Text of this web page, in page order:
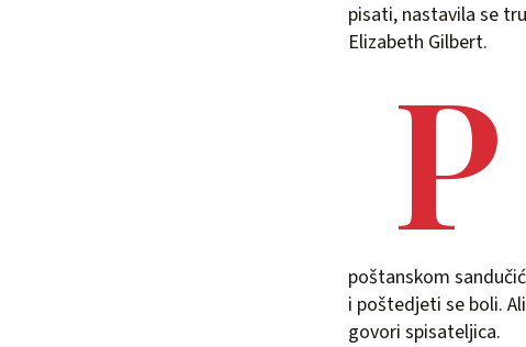
pisati, nastavila se
Elizabeth Gilbert.
P
poštanskom
i poštedjeti se boli.
govori spisateljica.